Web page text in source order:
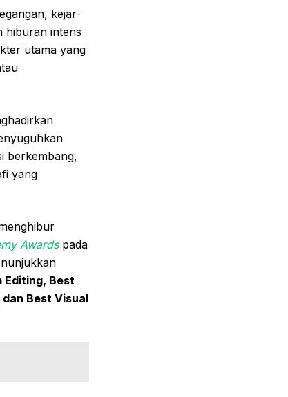
kejar-
hiburan intens
utama yang
berkembang,
yang
Awardspada
Editing, Best
Best Visual